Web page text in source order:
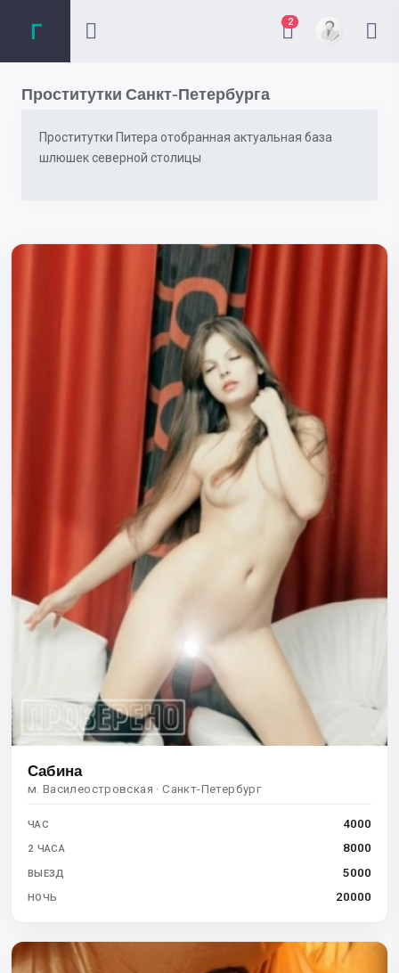
2
Проститутки Санкт-Петербурга
Проститутки Питера отобранная актуальная база
шлюшек северной столицы
Сабина
м. Василеостровская · Санкт-Петербург
ЧАС 4000
2 ЧАСА 8000
ВЫЕЗД 5000
НОЧЬ 20000